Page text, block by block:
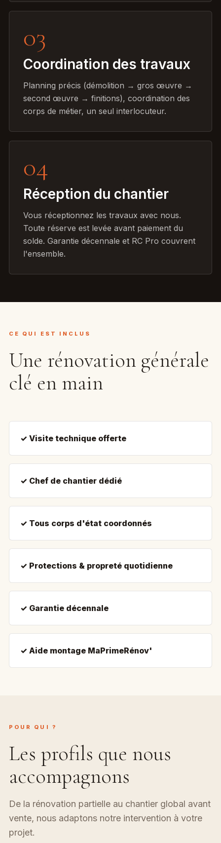
03
Coordination des travaux
Planning précis (démolition → gros œuvre →
second œuvre → finitions), coordination des
corps de métier, un seul interlocuteur.
04
Réception du chantier
Vous réceptionnez les travaux avec nous.
Toute réserve est levée avant paiement du
solde. Garantie décennale et RC Pro couvrent
l'ensemble.
CE QUI EST INCLUS
Une rénovation générale
clé en main
✓ Visite technique offerte
✓ Chef de chantier dédié
✓ Tous corps d'état coordonnés
✓ Protections & propreté quotidienne
✓ Garantie décennale
✓ Aide montage MaPrimeRénov'
POUR QUI ?
Les profils que nous
accompagnons
De la rénovation partielle au chantier global avant
vente, nous adaptons notre intervention à votre
projet.